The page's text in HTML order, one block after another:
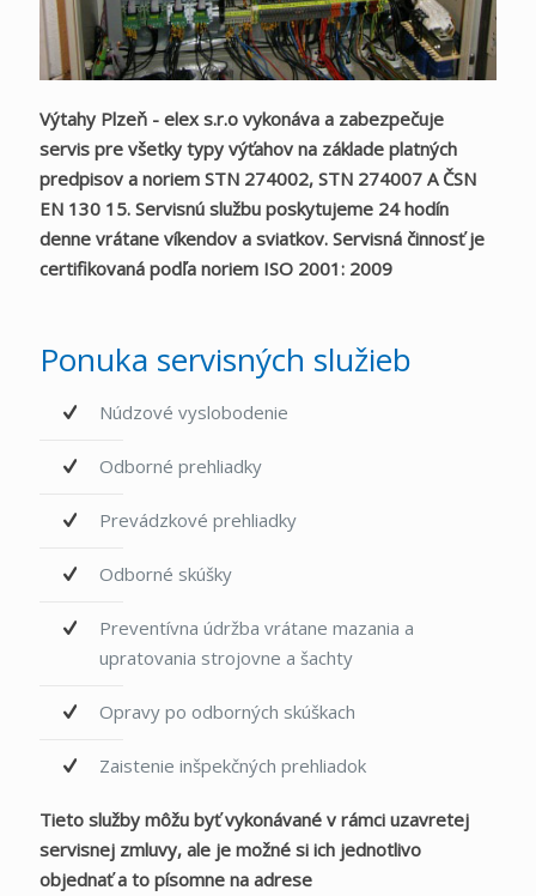
Výtahy Plzeň - elex s.r.o vykonáva a zabezpečuje
servis pre všetky typy výťahov na základe platných
predpisov a noriem STN 274002, STN 274007 A ČSN
EN 130 15. Servisnú službu poskytujeme 24 hodín
denne vrátane víkendov a sviatkov. Servisná činnosť je
certifikovaná podľa noriem ISO 2001: 2009
Ponuka servisných služieb
Núdzové vyslobodenie
Odborné prehliadky
Prevádzkové prehliadky
Odborné skúšky
Preventívna údržba vrátane mazania a
upratovania strojovne a šachty
Opravy po odborných skúškach
Zaistenie inšpekčných prehliadok
Tieto služby môžu byť vykonávané v rámci uzavretej
servisnej zmluvy, ale je možné si ich jednotlivo
objednať a to písomne na adrese